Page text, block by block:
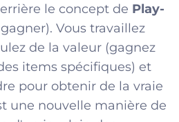
le concept de Play-
Vous travaillez
de la valeur (gagnez
items spécifiques) et
pour obtenir de la vraie
une nouvelle manière de